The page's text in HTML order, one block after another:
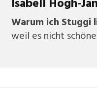
Isabell Hogh-
Warum ich Stuggi
weil es nicht